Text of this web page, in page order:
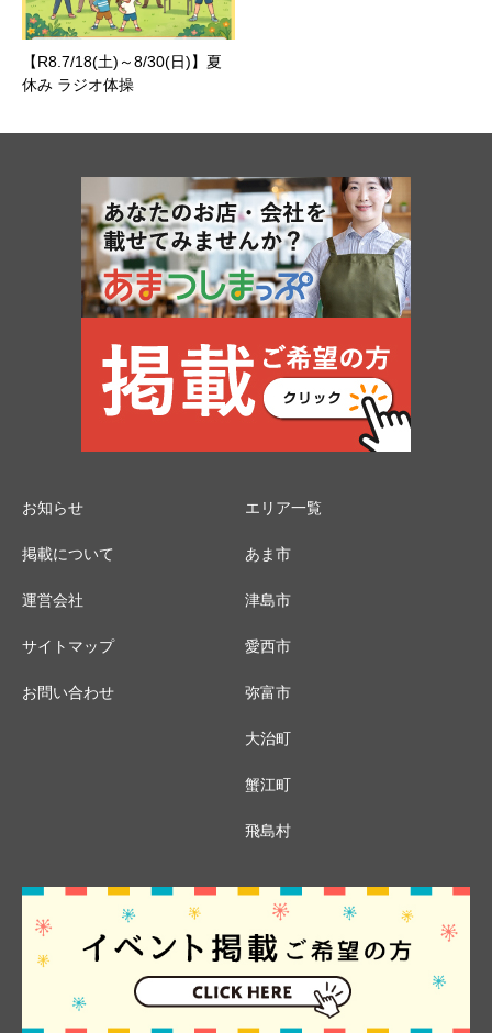
【R8.7/18(土)～8/30(日)】夏
休み ラジオ体操
お知らせ
掲載について
運営会社
サイトマップ
お問い合わせ
エリア一覧
あま市
津島市
愛西市
弥富市
大治町
蟹江町
飛島村